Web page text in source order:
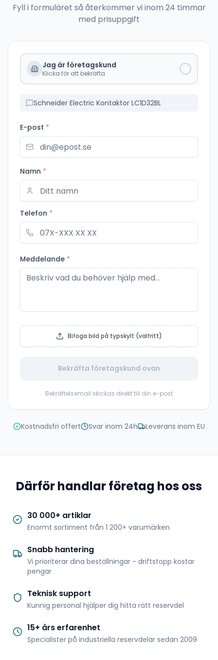
Fyll i formuläret så återkommer vi inom 24 timmar
med prisuppgift
Jag är företagskund
Klicka för att bekräfta
Schneider Electric Kontaktor LC1D32BL
E-post *
Namn *
Telefon *
Meddelande *
Bifoga bild på typskylt (valfritt)
Bekräfta företagskund ovan
Bekräftelsemail skickas direkt till din e-post
Kostnadsfri offert Svar inom 24h Leverans inom EU
Därför handlar företag hos oss
30 000+ artiklar
Enormt sortiment från 1 200+ varumärken
Snabb hantering
Vi prioriterar dina beställningar - driftstopp kostar
pengar
Teknisk support
Kunnig personal hjälper dig hitta rätt reservdel
15+ års erfarenhet
Specialister på industriella reservdelar sedan 2009